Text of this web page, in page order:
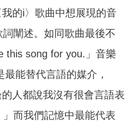
的i〉歌曲中想展現的音
闡述。如同歌曲最後不
this song for you.」音樂
能替代言語的媒介，
人都說我沒有很會言語表
而我們記憶中最能代表